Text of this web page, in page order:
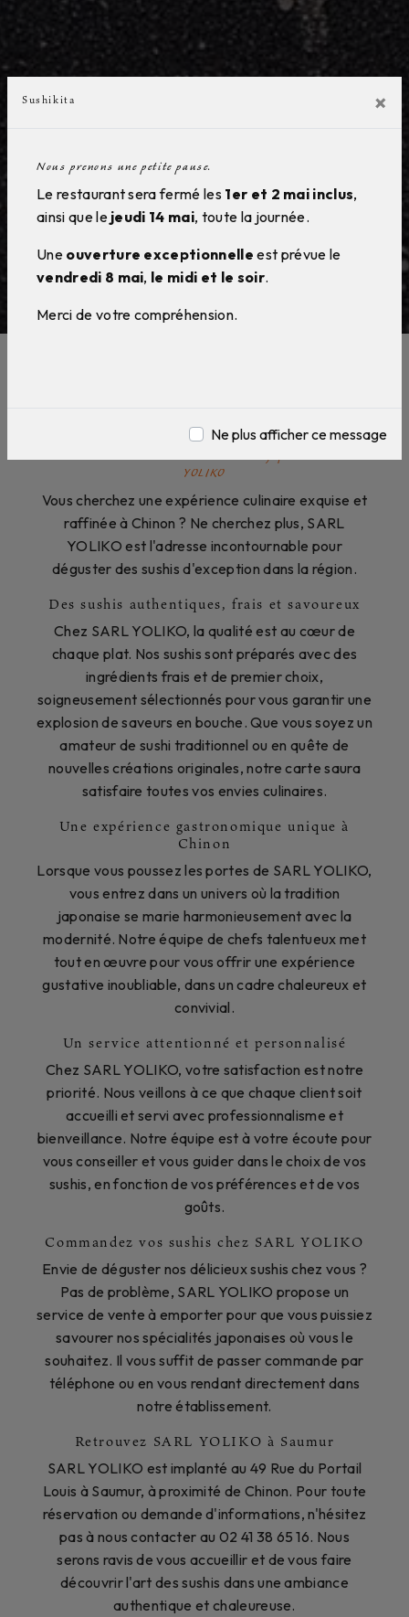
Sushikita ×
Nous prenons une petite pause.
Le restaurant sera fermé les 1er et 2 mai inclus,
ainsi que le jeudi 14 mai, toute la journée.
Une ouverture exceptionnelle est prévue le
vendredi 8 mai, le midi et le soir.
Merci de votre compréhension.
Ne plus afficher ce message
YOLIKO
Vous cherchez une expérience culinaire exquise et
raffinée à Chinon ? Ne cherchez plus, SARL
YOLIKO est l'adresse incontournable pour
déguster des sushis d'exception dans la région.
Des sushis authentiques, frais et savoureux
Chez SARL YOLIKO, la qualité est au cœur de
chaque plat. Nos sushis sont préparés avec des
ingrédients frais et de premier choix,
soigneusement sélectionnés pour vous garantir une
explosion de saveurs en bouche. Que vous soyez un
amateur de sushi traditionnel ou en quête de
nouvelles créations originales, notre carte saura
satisfaire toutes vos envies culinaires.
Une expérience gastronomique unique à
Chinon
Lorsque vous poussez les portes de SARL YOLIKO,
vous entrez dans un univers où la tradition
japonaise se marie harmonieusement avec la
modernité. Notre équipe de chefs talentueux met
tout en œuvre pour vous offrir une expérience
gustative inoubliable, dans un cadre chaleureux et
convivial.
Un service attentionné et personnalisé
Chez SARL YOLIKO, votre satisfaction est notre
priorité. Nous veillons à ce que chaque client soit
accueilli et servi avec professionnalisme et
bienveillance. Notre équipe est à votre écoute pour
vous conseiller et vous guider dans le choix de vos
sushis, en fonction de vos préférences et de vos
goûts.
Commandez vos sushis chez SARL YOLIKO
Envie de déguster nos délicieux sushis chez vous ?
Pas de problème, SARL YOLIKO propose un
service de vente à emporter pour que vous puissiez
savourer nos spécialités japonaises où vous le
souhaitez. Il vous suffit de passer commande par
téléphone ou en vous rendant directement dans
notre établissement.
Retrouvez SARL YOLIKO à Saumur
SARL YOLIKO est implanté au 49 Rue du Portail
Louis à Saumur, à proximité de Chinon. Pour toute
réservation ou demande d'informations, n'hésitez
pas à nous contacter au 02 41 38 65 16. Nous
serons ravis de vous accueillir et de vous faire
découvrir l'art des sushis dans une ambiance
authentique et chaleureuse.